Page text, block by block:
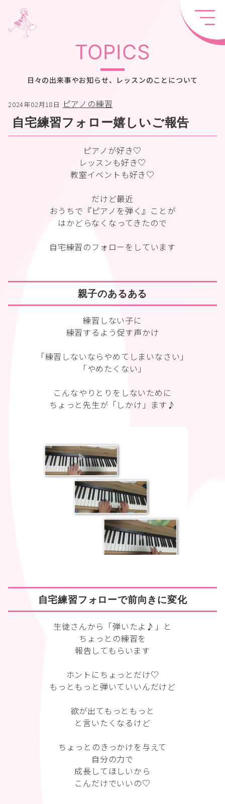
TOPICS
日々の出来事やお知らせ、レッスンのことについて
2024年02月18日 ピアノの練習
自宅練習フォロー嬉しいご報告
ピアノが好き♡
レッスンも好き♡
教室イベントも好き♡
だけど最近
おうちで『ピアノを弾く』ことが
はかどらなくなってきたので
自宅練習のフォローをしています
親子のあるある
練習しない子に
練習するよう促す声かけ
「練習しないならやめてしまいなさい」
「やめたくない」
こんなやりとりをしないために
ちょっと先生が「しかけ」ます♪
自宅練習フォローで前向きに変化
生徒さんから「弾いたよ♪」と
ちょっとの練習を
報告してもらいます
ホントにちょっとだけ♡
もっともっと弾いていいんだけど
欲が出てもっともっと
と言いたくなるけど
ちょっとのきっかけを与えて
自分の力で
成長してほしいから
こんだけでいいの♡